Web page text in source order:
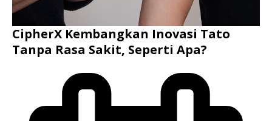
CipherX Kembangkan Inovasi Tato
Tanpa Rasa Sakit, Seperti Apa?